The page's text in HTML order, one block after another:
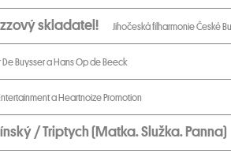
skladatel! Jihočeská filharmonie České
De Buysser a Hans Op de Beeck
a Heartnoize Promotion
/ Triptych (Matka. Služka. Panna)